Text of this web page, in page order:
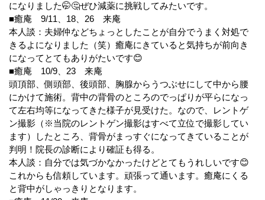
になりました🤭🤔ぜひ減薬に挑戦してみたいです。
■癒庵 9/11、18、26 来庵
本人談：夫婦仲などちょっとしたことが自分でうまく対処で
きるよになりました（笑）癒庵にきていると気持ちが前向き
になってとてもありがたいです😊
■癒庵 10/9、23 来庵
頭頂部、側頭部、後頭部、胸腺からうつぶせにして中から腰
にかけて施術。背中の背骨のところのでっぱりが平らになっ
て左右均等になってきた様子が見受けた。なので、レントゲ
ン撮影（※当院のレントゲン撮影はすべて立位で撮影してい
ます）したところ、背骨がまっすぐになってきていることが
判明！院長の診断により確証も得る。
本人談：自分では気づかなかったけどとてもうれしいです😊
これからも信頼しています。頑張って通います。癒庵にくる
と背中がしゃっきりとなります。